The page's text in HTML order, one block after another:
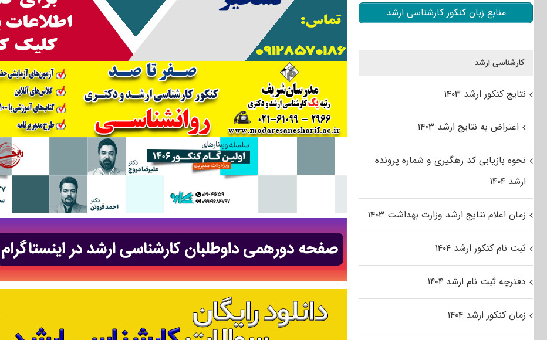
منابع زبان کنکور کارشناسی ارشد
کارشناسی ارشد
نتایج کنکور ارشد ۱۴۰۳
اعتراض به نتایج ارشد ۱۴۰۳
نحوه بازیابی کد رهگیری و شماره پرونده
ارشد ۱۴۰۴
زمان اعلام نتایج ارشد وزارت بهداشت ۱۴۰۳
ثبت نام کنکور ارشد ۱۴۰۴
دفترچه ثبت نام ارشد ۱۴۰۴
زمان کنکور ارشد ۱۴۰۴